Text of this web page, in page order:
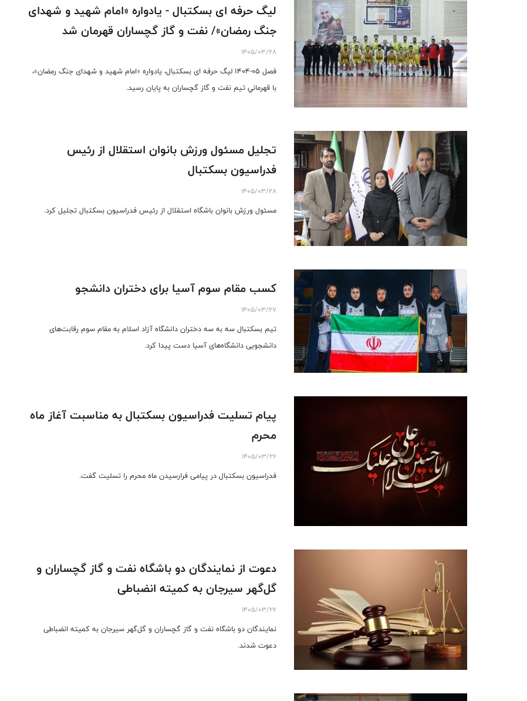
لیگ حرفه ای بسکتبال - یادواره «امام شهید و شهدای
جنگ رمضان»/ نفت و گاز گچساران قهرمان شد
1405/03/28
فصل ٠٥-١٤٠٤ لیگ حرفه ای بسکتبال، یادواره «امام شهید و شهدای جنگ رمضان»،
با قهرماني تيم نفت و گاز گچساران به پايان رسيد.
تجلیل مسئول ورزش بانوان استقلال از رئیس
فدراسیون بسکتبال
1405/03/28
مسئول ورزش بانوان باشگاه استقلال از رئیس فدراسیون بسکتبال تجلیل کرد.
کسب مقام سوم آسیا برای دختران دانشجو
1405/03/27
تیم بسکتبال سه به سه دختران دانشگاه آزاد اسلام به مقام سوم رقابت‌های
دانشجویی دانشگاه‌های آسیا دست پیدا کرد.
پیام تسلیت فدراسیون بسکتبال به مناسبت آغاز ماه
محرم
1405/03/26
فدراسیون بسکتبال در پیامی فرارسیدن ماه محرم را تسلیت گفت.
دعوت از نمایندگان دو باشگاه نفت و گاز گچساران و
گل‌گهر سیرجان به کمیته انضباطی
1405/03/26
نمایندگان دو باشگاه نفت و گاز گچساران و گل‌گهر سیرجان به کمیته انضباطی
دعوت شدند.